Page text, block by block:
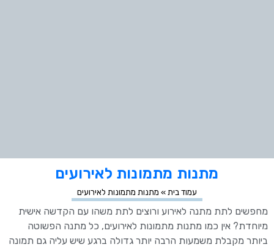
מתנות מתמונות לאירועים
עמוד בית » מתנות מתמונות לאירועים
מחפשים לתת מתנה לאירוע ורוצים לתת משהו עם הקדשה אישית
מיוחדת? אין כמו מתנות מתמונות לאירועים, כל מתנה הפשוטה
ביותר מקבלת משמעות הרבה יותר גדולה ברגע שיש עליה גם תמונה